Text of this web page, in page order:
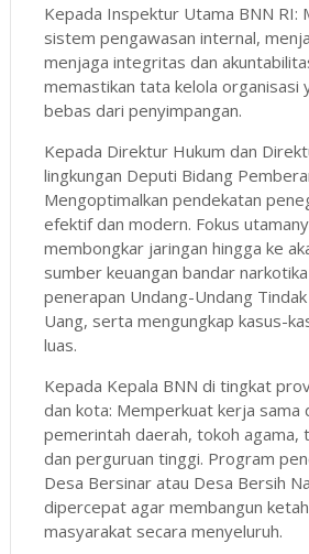
Kepada Inspektur Utama BNN RI:
sistem pengawasan internal,
menjaga integritas dan
memastikan tata kelola organisasi
bebas dari penyimpangan.
Kepada Direktur Hukum dan
lingkungan Deputi Bidang
Mengoptimalkan pendekatan
efektif dan modern. Fokus
membongkar jaringan hingga ke
sumber keuangan bandar
penerapan Undang-Undang
Uang, serta mengungkap kasus-
luas.
Kepada Kepala BNN di tingkat
dan kota: Memperkuat kerja sama
pemerintah daerah, tokoh agama,
dan perguruan tinggi. Program
Desa Bersinar atau Desa Bersih
dipercepat agar membangun
masyarakat secara menyeluruh.